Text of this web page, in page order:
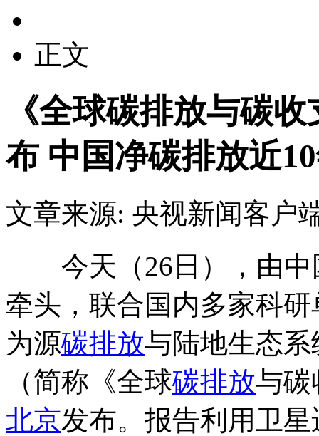
正文
《全球碳排放与碳
布 中国净碳排放近
文章来源: 央视新闻客户
今天（26日），由中
牵头，联合国内多家科
为源碳排放与陆地生态
（简称《全球碳排放与碳
北京发布。报告利用卫